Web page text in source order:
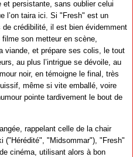
et persistante, sans oublier celui
l’on taira ici. Si "Fresh" est un
crédibilité, il est bien évidemment
son metteur en scène,
viande, et prépare ses colis, le tout
au plus l’intrigue se dévoile, au
noir, en témoigne le final, très
même si vite emballé, voire
pointe tardivement le bout de
rappelant celle de la chair
("Hérédité", "Midsommar"), "Fresh"
cinéma, utilisant alors à bon